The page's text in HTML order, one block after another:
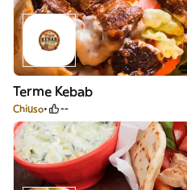
Terme Kebab
Chiuso --